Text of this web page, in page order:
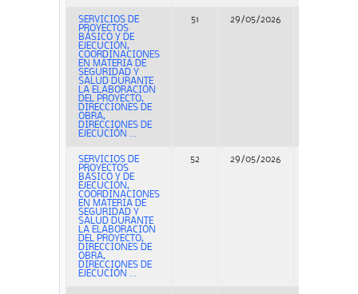
SERVICIOS DE
PROYECTOS
BÁSICO Y DE
EJECUCIÓN,
COORDINACIONES
EN MATERIA DE
SEGURIDAD Y
SALUD DURANTE
LA ELABORACIÓN
DEL PROYECTO,
DIRECCIONES DE
OBRA,
DIRECCIONES DE
EJECUCIÓN ...
51 29/05/2026
SERVICIOS DE
PROYECTOS
BÁSICO Y DE
EJECUCIÓN,
COORDINACIONES
EN MATERIA DE
SEGURIDAD Y
SALUD DURANTE
LA ELABORACIÓN
DEL PROYECTO,
DIRECCIONES DE
OBRA,
DIRECCIONES DE
EJECUCIÓN ...
52 29/05/2026